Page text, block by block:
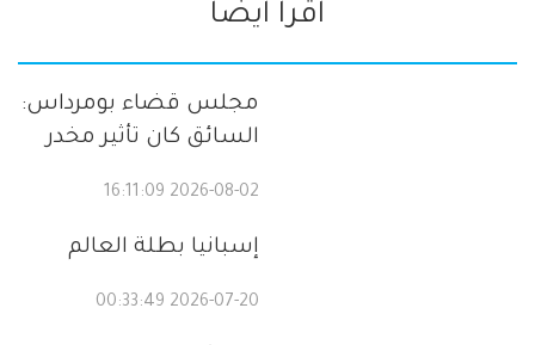
اقرا ايضا
مجلس قضاء بومرداس:
السائق كان تأثير مخدر
2026-08-02 16:11:09
إسبانيا بطلة العالم
2026-07-20 00:33:49